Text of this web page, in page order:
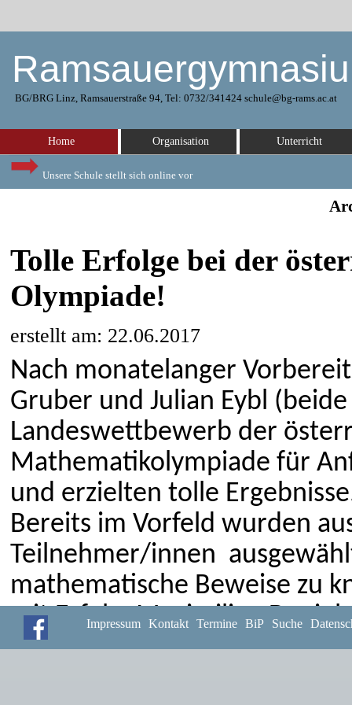
BG/BRG Linz, Ramsauerstraße 94, Tel: 0732/341424 schule@bg-rams.ac.at
Unsere Schule stellt sich online vor
Home Organisation Unterricht
Tolle Erfolge bei der
Olympiade!
erstellt am: 22.06.2017
Nach monatelanger
Gruber und Julian Eybl
Landeswettbewerb der
Mathematikolympiade für
und erzielten tolle
Bereits im Vorfeld wurden
Teilnehmer/innen
mathematische Beweise zu
mit Erfolg: Maximilian
und Julian Eybl schaffte es
Impressum Kontakt Termine BiP Suche